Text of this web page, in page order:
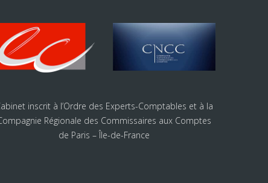
inscrit à l’Ordre des Experts-Comptables et à la
Régionale des Commissaires aux Comptes
de Paris – Île-de-France